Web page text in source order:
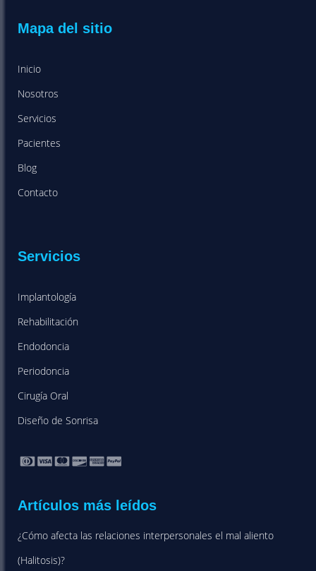
Mapa del sitio
Inicio
Nosotros
Servicios
Pacientes
Blog
Contacto
Servicios
Implantología
Rehabilitación
Endodoncia
Periodoncia
Cirugía Oral
Diseño de Sonrisa
Artículos más leídos
¿Cómo afecta las relaciones interpersonales el mal aliento
(Halitosis)?